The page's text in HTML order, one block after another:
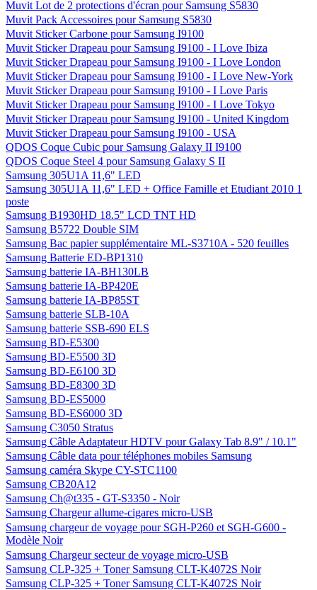
Muvit Lot de 2 protections d'écran pour Samsung S5830
Muvit Pack Accessoires pour Samsung S5830
Muvit Sticker Carbone pour Samsung I9100
Muvit Sticker Drapeau pour Samsung I9100 - I Love Ibiza
Muvit Sticker Drapeau pour Samsung I9100 - I Love London
Muvit Sticker Drapeau pour Samsung I9100 - I Love New-York
Muvit Sticker Drapeau pour Samsung I9100 - I Love Paris
Muvit Sticker Drapeau pour Samsung I9100 - I Love Tokyo
Muvit Sticker Drapeau pour Samsung I9100 - United Kingdom
Muvit Sticker Drapeau pour Samsung I9100 - USA
QDOS Coque Cubic pour Samsung Galaxy II I9100
QDOS Coque Steel 4 pour Samsung Galaxy S II
Samsung 305U1A 11,6" LED
Samsung 305U1A 11,6" LED + Office Famille et Etudiant 2010 1
poste
Samsung B1930HD 18.5" LCD TNT HD
Samsung B5722 Double SIM
Samsung Bac papier supplémentaire ML-S3710A - 520 feuilles
Samsung Batterie ED-BP1310
Samsung batterie IA-BH130LB
Samsung batterie IA-BP420E
Samsung batterie IA-BP85ST
Samsung batterie SLB-10A
Samsung batterie SSB-690 ELS
Samsung BD-E5300
Samsung BD-E5500 3D
Samsung BD-E6100 3D
Samsung BD-E8300 3D
Samsung BD-ES5000
Samsung BD-ES6000 3D
Samsung C3050 Stratus
Samsung Câble Adaptateur HDTV pour Galaxy Tab 8.9" / 10.1"
Samsung Câble data pour téléphones mobiles Samsung
Samsung caméra Skype CY-STC1100
Samsung CB20A12
Samsung Ch@t335 - GT-S3350 - Noir
Samsung Chargeur allume-cigares micro-USB
Samsung chargeur de voyage pour SGH-P260 et SGH-G600 -
Modèle Noir
Samsung Chargeur secteur de voyage micro-USB
Samsung CLP-325 + Toner Samsung CLT-K4072S Noir
Samsung CLP-325 + Toner Samsung CLT-K4072S Noir